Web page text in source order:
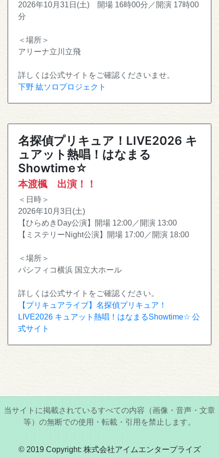
2026年10月31日(土) 開場 16時00分／開演 17時00
分
＜場所＞
アリーナ立川立飛
詳しくは公式サイトをご確認くださいませ。
下野 紘ソロプロジェクト
名探偵プリキュア！LIVE2026 キ
ュアット熱唱！はなまる
Showtime☆
本渡楓 出演！！
＜日時＞
2026年10月3日(土)
【ひらめきDay公演】開場 12:00／開演 13:00
【ミステリーNight公演】開場 17:00／開演 18:00
＜場所＞
パシフィコ横浜 国立大ホール
詳しくは公式サイトをご確認ください。
【プリキュアライブ】名探偵プリキュア！
LIVE2026 キュアット熱唱！はなまるShowtime☆ 公
式サイト
当サイトに掲載されているすべての内容（画像・音声・文章
等）の無断での使用・転載・引用を禁止します。
© 2019 Copyright: 株式会社アイムエンタープライズ